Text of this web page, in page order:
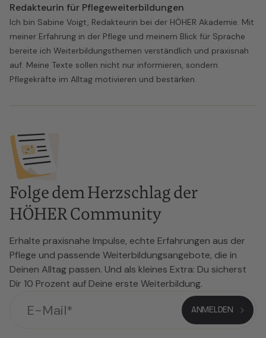
Redakteurin für Pflegeweiterbildungen
Ich bin Sabine Voigt, Redakteurin bei der HÖHER Akademie. Mit
meiner Erfahrung in der Pflege und meinem Blick für Sprache
bereite ich Weiterbildungsthemen verständlich und praxisnah
auf. Meine Texte sollen nicht nur informieren, sondern
Pflegekräfte im Alltag motivieren und bestärken.
Folge dem Herzschlag der
HÖHER Community
Erhalte praxisnahe Impulse, echte Erfahrungen aus der
Pflege und passende Weiterbildungsangebote, die in
Deinen Alltag passen. Und als kleines Extra: Du sicherst
Dir 10 Prozent auf Deine erste Weiterbildung.